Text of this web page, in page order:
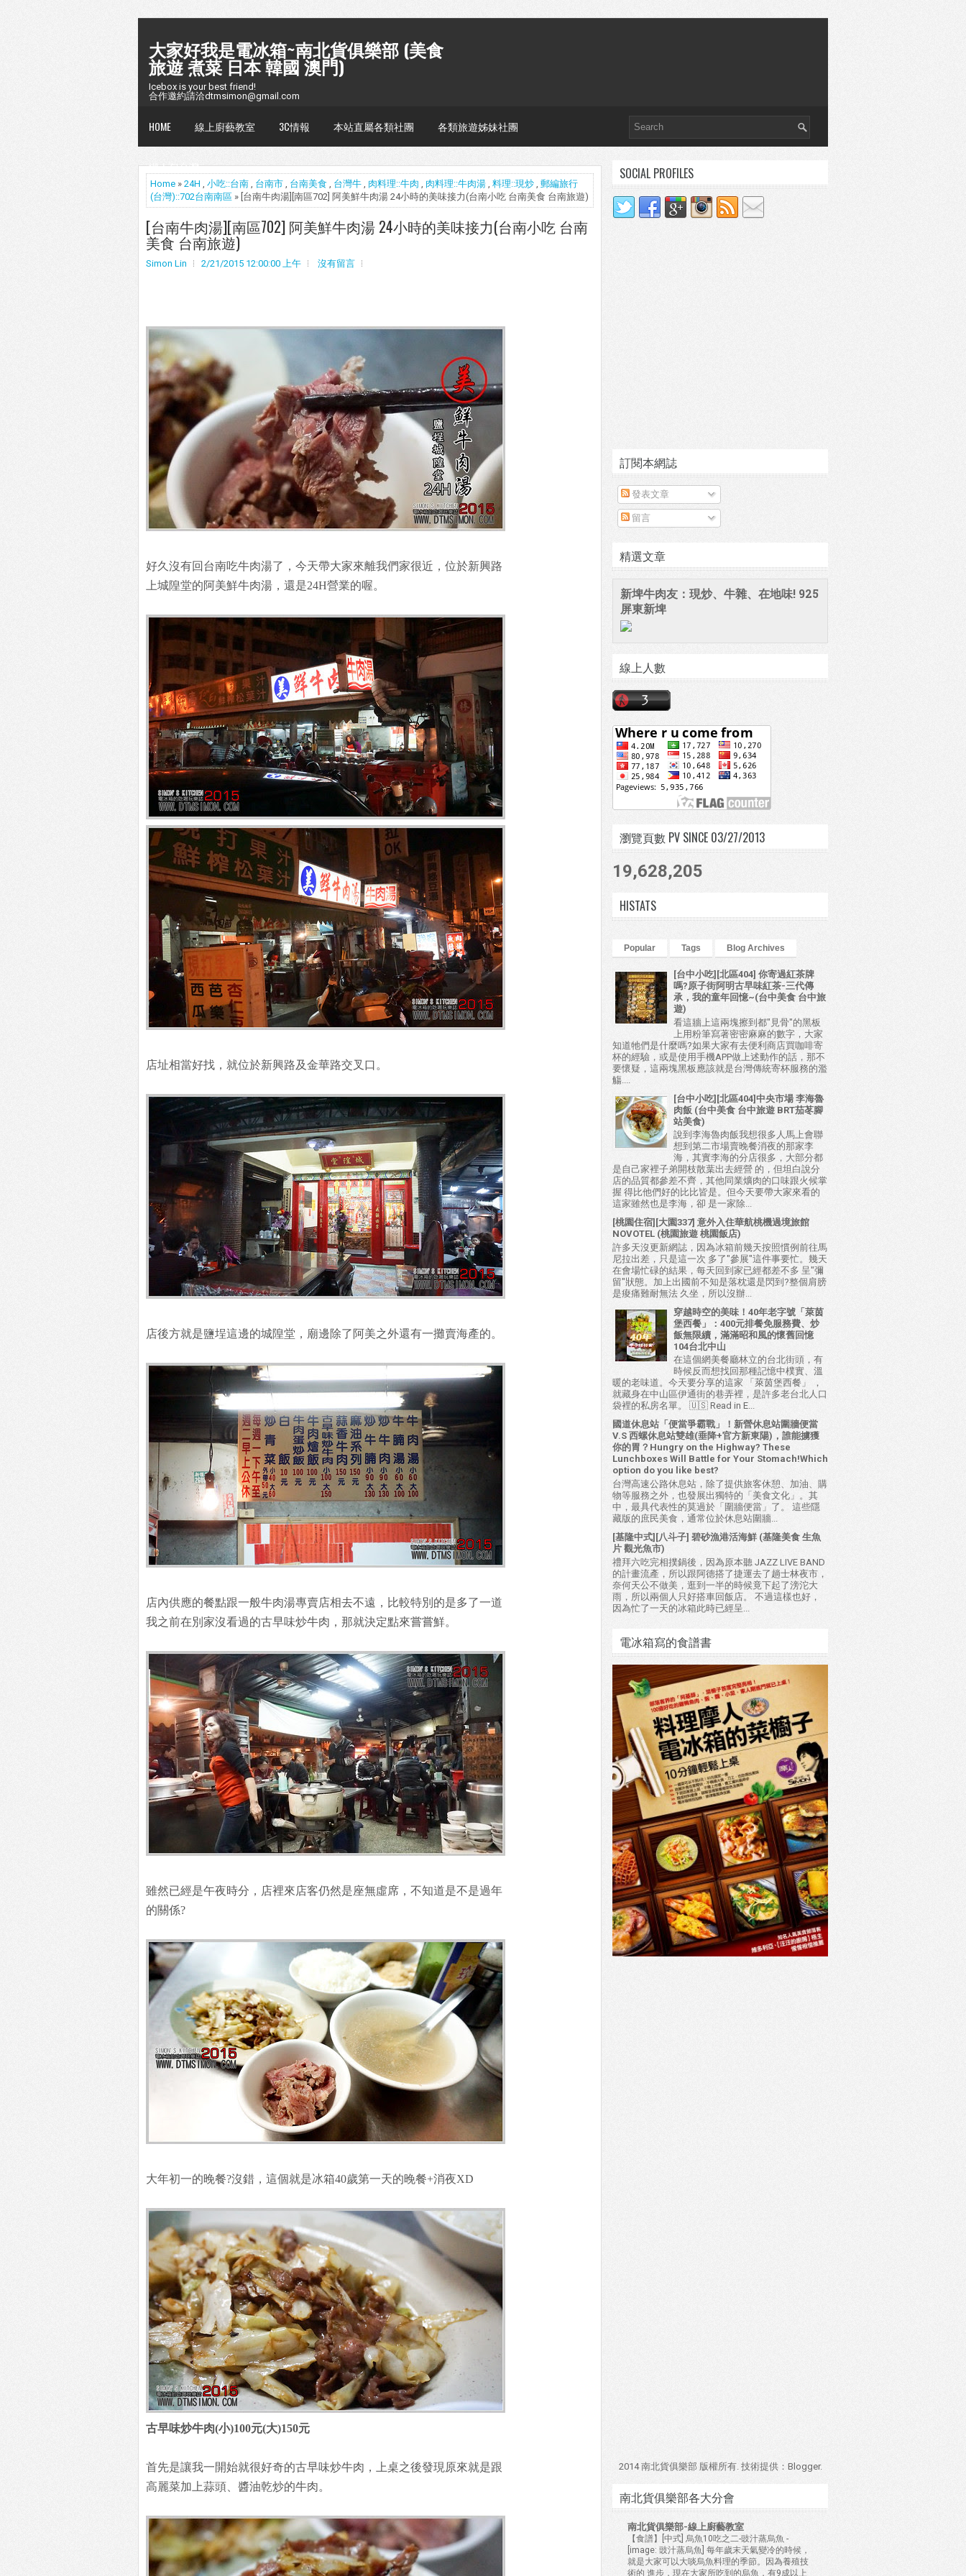
大家好我是電冰箱~南北貨俱樂部 (美食
旅遊 煮菜 日本 韓國 澳門)
Icebox is your best friend!
合作邀約請洽dtmsimon@gmail.com
HOME 線上廚藝教室 3C情報 本站直屬各類社團 各類旅遊姊妹社團
懶人包台灣
Home » 24H , 小吃::台南 , 台南市 , 台南美食 , 台灣牛 , 肉料理::牛肉 , 肉料理::牛肉湯 , 料理::現炒 , 郵編旅行
(台灣)::702台南南區 » [台南牛肉湯][南區702] 阿美鮮牛肉湯 24小時的美味接力(台南小吃 台南美食 台南旅遊)
[台南牛肉湯][南區702] 阿美鮮牛肉湯 24小時的美味接力(台南小吃 台南
美食 台南旅遊)
Simon Lin 2/21/2015 12:00:00 上午 沒有留言
好久沒有回台南吃牛肉湯了，今天帶大家來離我們家很近，位於新興路
上城隍堂的阿美鮮牛肉湯，還是24H營業的喔。
店址相當好找，就位於新興路及金華路交叉口。
店後方就是鹽埕這邊的城隍堂，廟邊除了阿美之外還有一攤賣海產的。
店內供應的餐點跟一般牛肉湯專賣店相去不遠，比較特別的是多了一道
我之前在別家沒看過的古早味炒牛肉，那就決定點來嘗嘗鮮。
雖然已經是午夜時分，店裡來店客仍然是座無虛席，不知道是不是過年
的關係?
大年初一的晚餐?沒錯，這個就是冰箱40歲第一天的晚餐+消夜XD
古早味炒牛肉(小)100元(大)150元
首先是讓我一開始就很好奇的古早味炒牛肉，上桌之後發現原來就是跟
高麗菜加上蒜頭、醬油乾炒的牛肉。
SOCIAL PROFILES
訂閱本網誌
發表文章
留言
精選文章
新埤牛肉友：現炒、牛雜、在地味! 925
屏東新埤
線上人數
瀏覽頁數 PV SINCE 03/27/2013
19,628,205
HISTATS
Popular Tags Blog Archives
[台中小吃][北區404] 你寄過紅茶牌
嗎?原子街阿明古早味紅茶-三代傳
承，我的童年回憶~(台中美食 台中旅
遊)
看這牆上這兩塊擦到都"見骨"的黑板
上用粉筆寫著密密麻麻的數字，大家
知道牠們是什麼嗎?如果大家有去便利商店買咖啡寄
杯的經驗，或是使用手機APP做上述動作的話，那不
要懷疑，這兩塊黑板應該就是台灣傳統寄杯服務的濫
觴....
[台中小吃][北區404]中央市場 李海魯
肉飯 (台中美食 台中旅遊 BRT茄苳腳
站美食)
說到李海魯肉飯我想很多人馬上會聯
想到第二市場賣晚餐消夜的那家李
海，其實李海的分店很多，大部分都
是自己家裡子弟開枝散葉出去經營 的，但坦白說分
店的品質都參差不齊，其他同業爌肉的口味跟火候掌
握 得比他們好的比比皆是。但今天要帶大家來看的
這家雖然也是李海，卻 是一家除...
[桃園住宿][大園337] 意外入住華航桃機過境旅館
NOVOTEL (桃園旅遊 桃園飯店)
許多天沒更新網誌，因為冰箱前幾天按照慣例前往馬
尼拉出差，只是這一次 多了"參展"這件事要忙。幾天
在會場忙碌的結果，每天回到家已經都差不多 呈"彌
留"狀態。加上出國前不知是落枕還是閃到?整個肩膀
是痠痛難耐無法 久坐，所以沒辦...
穿越時空的美味！40年老字號「萊茵
堡西餐」：400元排餐免服務費、炒
飯無限續，滿滿昭和風的懷舊回憶
104台北中山
在這個網美餐廳林立的台北街頭，有
時候反而想找回那種記憶中樸實、溫
暖的老味道。今天要分享的這家 「萊茵堡西餐」 ，
就藏身在中山區伊通街的巷弄裡，是許多老台北人口
袋裡的私房名單。 🇺🇸 Read in E...
國道休息站「便當爭霸戰」！新營休息站圍牆便當
V.S 西螺休息站雙雄(垂降+官方新東陽)，誰能擄獲
你的胃？Hungry on the Highway? These
Lunchboxes Will Battle for Your Stomach!Which
option do you like best?
台灣高速公路休息站，除了提供旅客休憩、加油、購
物等服務之外，也發展出獨特的「美食文化」。其
中，最具代表性的莫過於「圍牆便當」了。 這些隱
藏版的庶民美食，通常位於休息站圍牆...
[基隆中式][八斗子] 碧砂漁港活海鮮 (基隆美食 生魚
片 觀光魚市)
禮拜六吃完相撲鍋後，因為原本聽 JAZZ LIVE BAND
的計畫流產，所以跟阿德搭了捷運去了趟士林夜市，
奈何天公不做美，逛到一半的時候竟下起了滂沱大
雨，所以兩個人只好搭車回飯店。 不過這樣也好，
因為忙了一天的冰箱此時已經呈...
電冰箱寫的食譜書
2014 南北貨俱樂部 版權所有. 技術提供： Blogger.
南北貨俱樂部各大分會
南北貨俱樂部-線上廚藝教室
【食譜】[中式] 烏魚10吃之二-豉汁蒸烏魚 -
[image: 豉汁蒸烏魚] 每年歲末天氣變冷的時候，
就是大家可以大啖烏魚料理的季節。因為養殖技
術的 進步，現在大家所吃到的烏魚，有9成以上